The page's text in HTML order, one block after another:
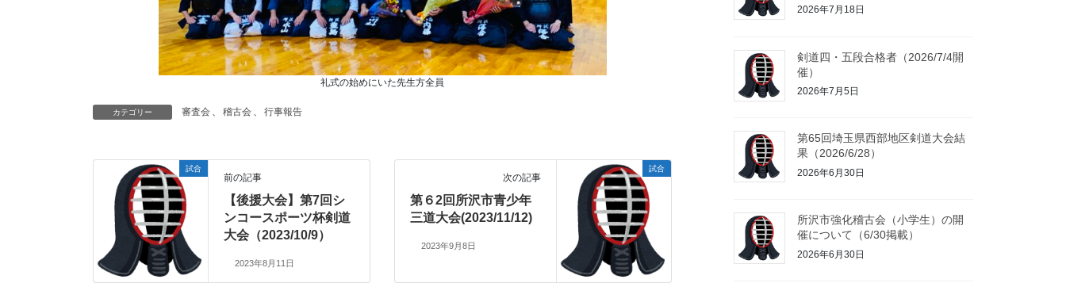
礼式の始めにいた先生方全員
カテゴリー 審査会 、 稽古会 、 行事報告
試合
前の記事
【後援大会】第7回シ
ンコースポーツ杯剣道
大会（2023/10/9）
2023年8月11日
試合
次の記事
第６2回所沢市青少年
三道大会(2023/11/12)
2023年9月8日
2026年7月18日
剣道四・五段合格者（2026/7/4開
催）
2026年7月5日
第65回埼玉県西部地区剣道大会結
果（2026/6/28）
2026年6月30日
所沢市強化稽古会（小学生）の開
催について（6/30掲載）
2026年6月30日